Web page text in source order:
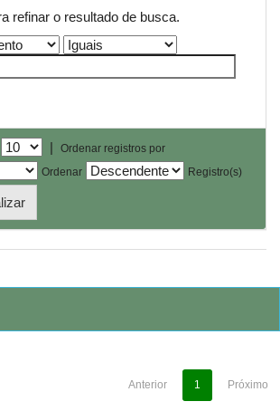
refinar o resultado de busca.
|
Ordenar registros por
Ordenar
Registro(s)
Anterior 1 Próximo